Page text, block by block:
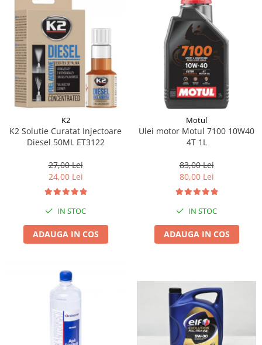
K2
K2 Solutie Curatat Injectoare
Diesel 50ML ET3122
27,00 Lei
24,00 Lei
IN STOC
ADAUGA IN COS
Motul
Ulei motor Motul 7100 10W40
4T 1L
83,00 Lei
80,00 Lei
IN STOC
ADAUGA IN COS